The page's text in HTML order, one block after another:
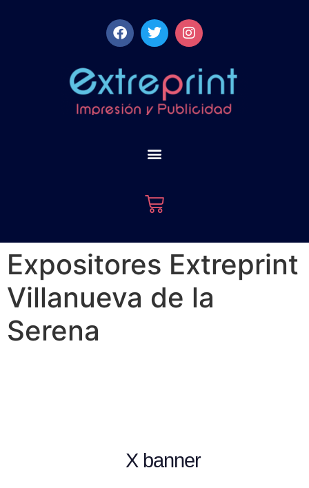
Expositores Extreprint
Villanueva de la
Serena
X banner